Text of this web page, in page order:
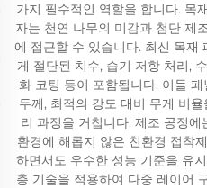
가지 필수적인 역할을 합니다. 목
자는 천연 나무의 미감과 첨단 제
에 접근할 수 있습니다. 최신 목재
게 절단된 치수, 습기 저항 처리,
화 코팅 등이 포함됩니다. 이들
두께, 최적의 강도 대비 무게 비
리 과정을 거칩니다. 제조 공정
환경에 해롭지 않은 친환경 접착
하면서도 우수한 성능 기준을 유
층 기술을 적용하여 다중 레이어